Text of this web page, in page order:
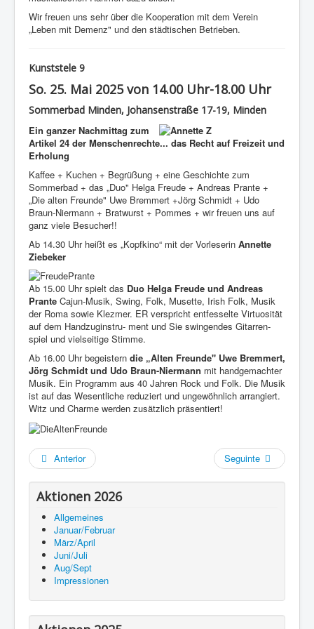
Wir freuen uns sehr über die Kooperation mit dem Verein
„Leben mit Demenz" und den städtischen Betrieben.
Kunststele 9
So. 25. Mai 2025 von 14.00 Uhr-18.00 Uhr
Sommerbad Minden, Johansenstraße 17-19, Minden
Ein ganzer Nachmittag zum
Artikel 24 der Menschenrechte... das Recht auf Freizeit und
Erholung
Kaffee + Kuchen + Begrüßung + eine Geschichte zum
Sommerbad + das „Duo" Helga Freude + Andreas Prante +
„Die alten Freunde" Uwe Bremmert +Jörg Schmidt + Udo
Braun-Niermann + Bratwurst + Pommes + wir freuen uns auf
ganz viele Besucher!!
Ab 14.30 Uhr heißt es „Kopfkino“ mit der Vorleserin Annette
Ziebeker
Ab 15.00 Uhr spielt das Duo Helga Freude und Andreas
Prante Cajun-Musik, Swing, Folk, Musette, Irish Folk, Musik
der Roma sowie Klezmer. ER verspricht entfesselte Virtuosität
auf dem Handzuginstru- ment und Sie swingendes Gitarren-
spiel und vielseitige Stimme.
Ab 16.00 Uhr begeistern die „Alten Freunde" Uwe Bremmert,
Jörg Schmidt und Udo Braun-Niermann mit handgemachter
Musik. Ein Programm aus 40 Jahren Rock und Folk. Die Musik
ist auf das Wesentliche reduziert und ungewöhnlich arrangiert.
Witz und Charme werden zusätzlich präsentiert!
Anterior Seguinte
Aktionen 2026
Allgemeines
Januar/Februar
März/April
Juni/Juli
Aug/Sept
Impressionen